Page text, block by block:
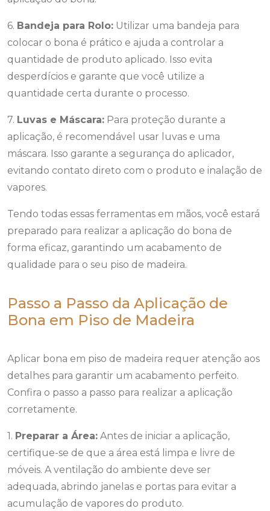
6. Bandeja para Rolo: Utilizar uma bandeja para
colocar o bona é prático e ajuda a controlar a
quantidade de produto aplicado. Isso evita
desperdícios e garante que você utilize a
quantidade certa durante o processo.
7. Luvas e Máscara: Para proteção durante a
aplicação, é recomendável usar luvas e uma
máscara. Isso garante a segurança do aplicador,
evitando contato direto com o produto e inalação de
vapores.
Tendo todas essas ferramentas em mãos, você estará
preparado para realizar a aplicação do bona de
forma eficaz, garantindo um acabamento de
qualidade para o seu piso de madeira.
Passo a Passo da Aplicação de
Bona em Piso de Madeira
Aplicar bona em piso de madeira requer atenção aos
detalhes para garantir um acabamento perfeito.
Confira o passo a passo para realizar a aplicação
corretamente.
1. Preparar a Área: Antes de iniciar a aplicação,
certifique-se de que a área está limpa e livre de
móveis. A ventilação do ambiente deve ser
adequada, abrindo janelas e portas para evitar a
acumulação de vapores do produto.